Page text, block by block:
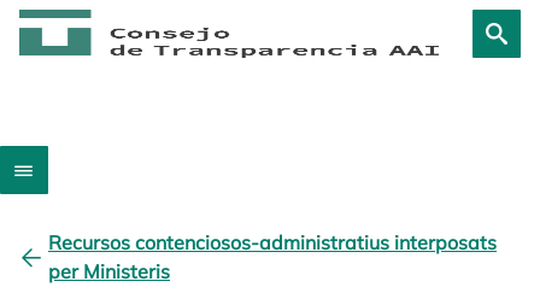
Recursos contenciosos-administratius interposats
per Ministeris